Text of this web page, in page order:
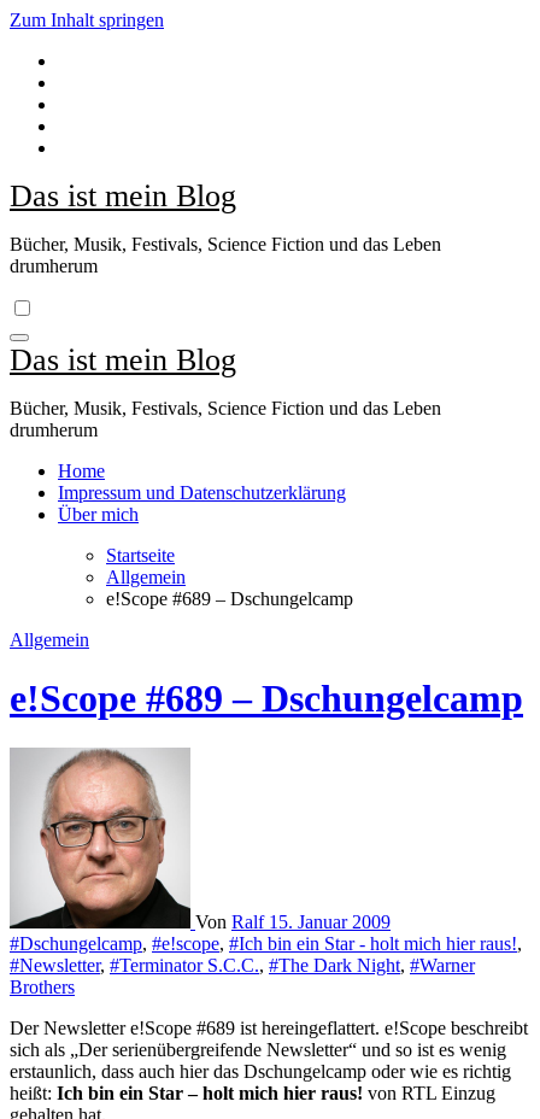
Zum Inhalt springen
Das ist mein Blog
Bücher, Musik, Festivals, Science Fiction und das Leben
drumherum
Das ist mein Blog
Bücher, Musik, Festivals, Science Fiction und das Leben
drumherum
Home
Impressum und Datenschutzerklärung
Über mich
Startseite
Allgemein
e!Scope #689 – Dschungelcamp
Allgemein
e!Scope #689 – Dschungelcamp
Von Ralf 15. Januar 2009
#Dschungelcamp, #e!scope, #Ich bin ein Star - holt mich hier raus!,
#Newsletter, #Terminator S.C.C., #The Dark Night, #Warner
Brothers
Der Newsletter e!Scope #689 ist hereingeflattert. e!Scope beschreibt
sich als „Der serienübergreifende Newsletter“ und so ist es wenig
erstaunlich, dass auch hier das Dschungelcamp oder wie es richtig
heißt: Ich bin ein Star – holt mich hier raus! von RTL Einzug
gehalten hat.